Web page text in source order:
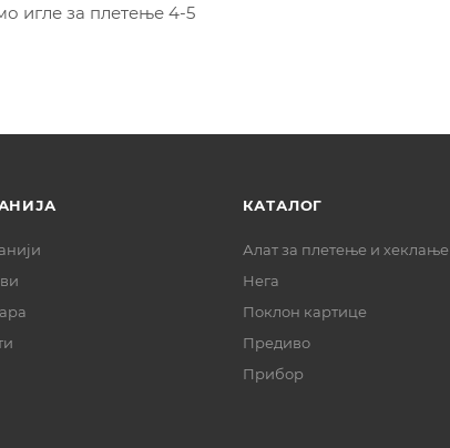
игле за плетење 4-5
КАТАЛОГ
Алат за плетење и хеклање
Нега
Поклон картице
Предиво
Прибор